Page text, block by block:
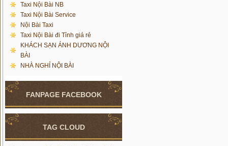
Taxi Nội Bài NB
Taxi Nội Bài Service
Nội Bài Taxi
Taxi Nội Bài đi Tỉnh giá rẻ
KHÁCH SẠN ÁNH DƯƠNG NỘI
BÀI
NHÀ NGHỈ NỘI BÀI
FANPAGE FACEBOOK
TAG CLOUD